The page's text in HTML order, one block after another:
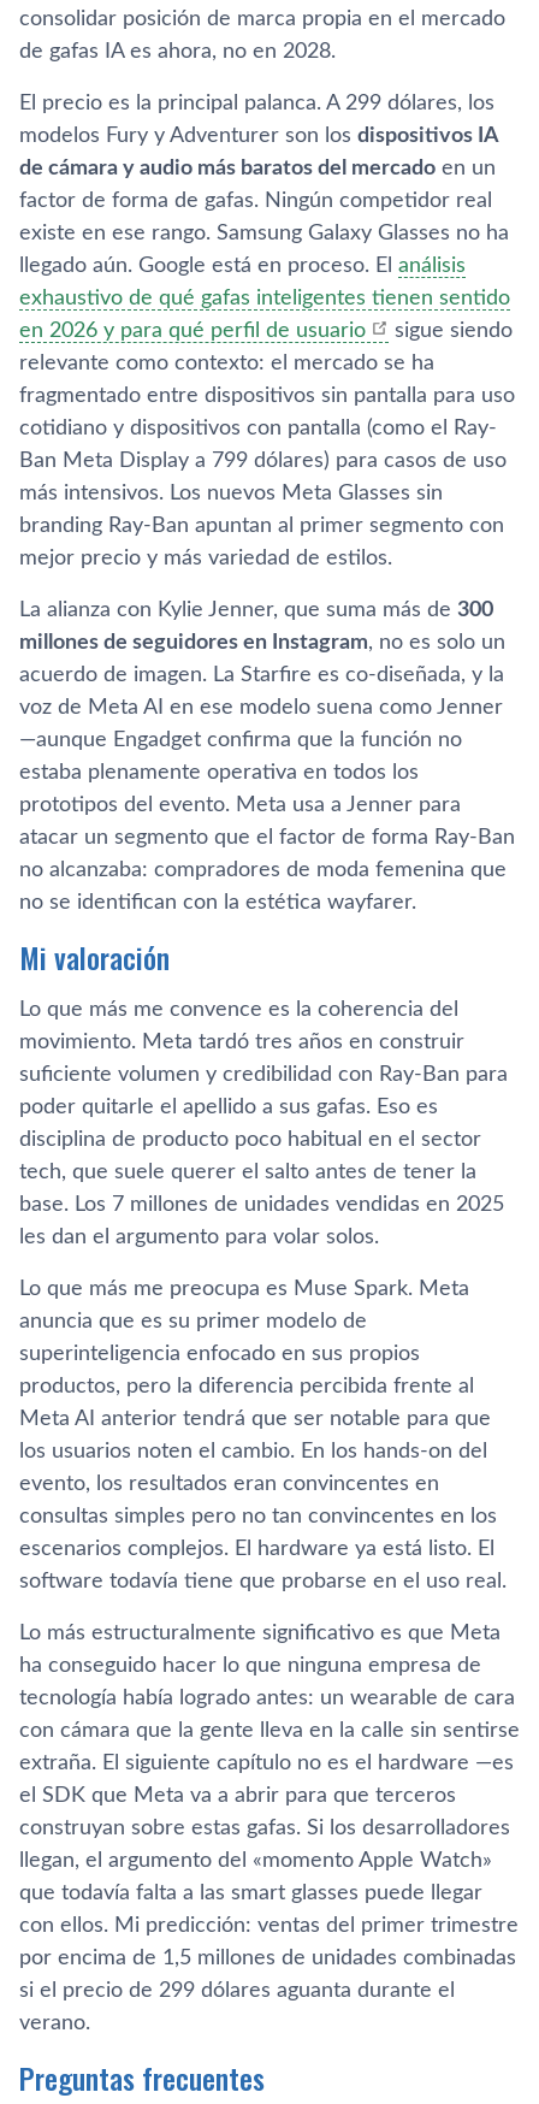
consolidar posición de marca propia en el mercado
de gafas IA es ahora, no en 2028.
El precio es la principal palanca. A 299 dólares, los
modelos Fury y Adventurer son los dispositivos IA
de cámara y audio más baratos del mercado en un
factor de forma de gafas. Ningún competidor real
existe en ese rango. Samsung Galaxy Glasses no ha
llegado aún. Google está en proceso. El análisis
exhaustivo de qué gafas inteligentes tienen sentido
en 2026 y para qué perfil de usuario
sigue siendo
relevante como contexto: el mercado se ha
fragmentado entre dispositivos sin pantalla para uso
cotidiano y dispositivos con pantalla (como el Ray-
Ban Meta Display a 799 dólares) para casos de uso
más intensivos. Los nuevos Meta Glasses sin
branding Ray-Ban apuntan al primer segmento con
mejor precio y más variedad de estilos.
La alianza con Kylie Jenner, que suma más de 300
millones de seguidores en Instagram, no es solo un
acuerdo de imagen. La Starfire es co-diseñada, y la
voz de Meta AI en ese modelo suena como Jenner
—aunque Engadget confirma que la función no
estaba plenamente operativa en todos los
prototipos del evento. Meta usa a Jenner para
atacar un segmento que el factor de forma Ray-Ban
no alcanzaba: compradores de moda femenina que
no se identifican con la estética wayfarer.
Mi valoración
Lo que más me convence es la coherencia del
movimiento. Meta tardó tres años en construir
suficiente volumen y credibilidad con Ray-Ban para
poder quitarle el apellido a sus gafas. Eso es
disciplina de producto poco habitual en el sector
tech, que suele querer el salto antes de tener la
base. Los 7 millones de unidades vendidas en 2025
les dan el argumento para volar solos.
Lo que más me preocupa es Muse Spark. Meta
anuncia que es su primer modelo de
superinteligencia enfocado en sus propios
productos, pero la diferencia percibida frente al
Meta AI anterior tendrá que ser notable para que
los usuarios noten el cambio. En los hands-on del
evento, los resultados eran convincentes en
consultas simples pero no tan convincentes en los
escenarios complejos. El hardware ya está listo. El
software todavía tiene que probarse en el uso real.
Lo más estructuralmente significativo es que Meta
ha conseguido hacer lo que ninguna empresa de
tecnología había logrado antes: un wearable de cara
con cámara que la gente lleva en la calle sin sentirse
extraña. El siguiente capítulo no es el hardware —es
el SDK que Meta va a abrir para que terceros
construyan sobre estas gafas. Si los desarrolladores
llegan, el argumento del «momento Apple Watch»
que todavía falta a las smart glasses puede llegar
con ellos. Mi predicción: ventas del primer trimestre
por encima de 1,5 millones de unidades combinadas
si el precio de 299 dólares aguanta durante el
verano.
Preguntas frecuentes